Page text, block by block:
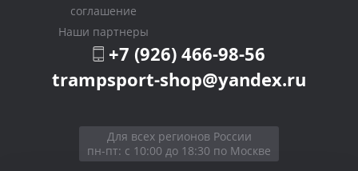
соглашение
Наши партнеры
+7 (926) 466-98-56
trampsport-shop@yandex.ru
Для всех регионов России
пн-пт: с 10:00 до 18:30 по Москве